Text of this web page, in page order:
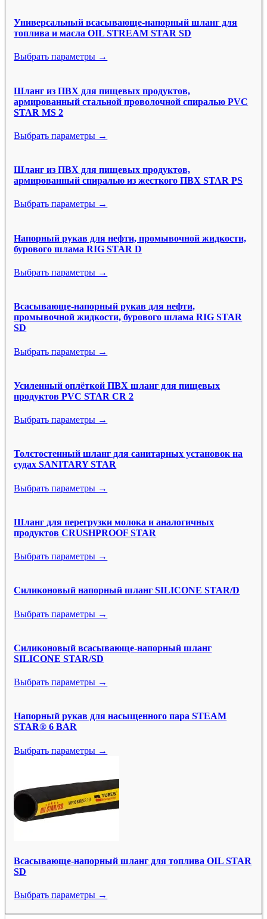
Универсальный всасывающе-напорный шланг для
топлива и масла OIL STREAM STAR SD
Выбрать параметры →
Шланг из ПВХ для пищевых продуктов,
армированный стальной проволочной спиралью PVC
STAR MS 2
Выбрать параметры →
Шланг из ПВХ для пищевых продуктов,
армированный спиралью из жесткого ПВХ STAR PS
Выбрать параметры →
Напорный рукав для нефти, промывочной жидкости,
бурового шлама RIG STAR D
Выбрать параметры →
Всасывающе-напорный рукав для нефти,
промывочной жидкости, бурового шлама RIG STAR
SD
Выбрать параметры →
Усиленный оплёткой ПВХ шланг для пищевых
продуктов PVC STAR CR 2
Выбрать параметры →
Толстостенный шланг для санитарных установок на
судах SANITARY STAR
Выбрать параметры →
Шланг для перегрузки молока и аналогичных
продуктов CRUSHPROOF STAR
Выбрать параметры →
Силиконовый напорный шланг SILICONE STAR/D
Выбрать параметры →
Силиконовый всасывающе-напорный шланг
SILICONE STAR/SD
Выбрать параметры →
Напорный рукав для насыщенного пара STEAM
STAR® 6 BAR
Выбрать параметры →
Всасывающе-напорный шланг для топлива OIL STAR
SD
Выбрать параметры →